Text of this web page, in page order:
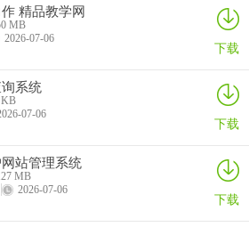
精品教学网
MB
2026-07-06 下载
系统
KB
07-06 下载
站管理系统
MB
2026-07-06 下载